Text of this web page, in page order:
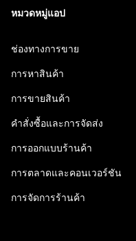
หมวดหมู่แอป
ช่องทางการขาย
การหาสินค้า
การขายสินค้า
คำสั่งซื้อและการจัดส่ง
การออกแบบร้านค้า
การตลาดและคอนเวอร์ชัน
การจัดการร้านค้า